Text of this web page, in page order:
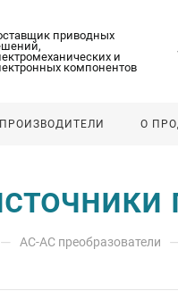
приводных
и
компонентов
ПРОИЗВОДИТЕЛИ О
— АС-АС преобразователи —